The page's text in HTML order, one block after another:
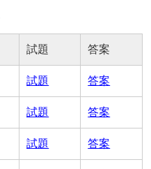
試題 答案
試題 答案
試題 答案
試題 答案